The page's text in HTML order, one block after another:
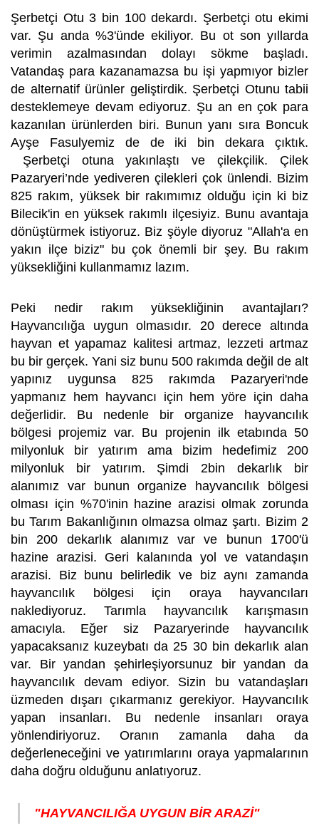
Şerbetçi Otu 3 bin 100 dekardı. Şerbetçi otu ekimi
var. Şu anda %3'ünde ekiliyor. Bu ot son yıllarda
verimin azalmasından dolayı sökme başladı.
Vatandaş para kazanamazsa bu işi yapmıyor bizler
de alternatif ürünler geliştirdik. Şerbetçi Otunu tabii
desteklemeye devam ediyoruz. Şu an en çok para
kazanılan ürünlerden biri. Bunun yanı sıra Boncuk
Ayşe Fasulyemiz de de iki bin dekara çıktık.
Şerbetçi otuna yakınlaştı ve çilekçilik. Çilek
Pazaryeri’nde yediveren çilekleri çok ünlendi. Bizim
825 rakım, yüksek bir rakımımız olduğu için ki biz
Bilecik'in en yüksek rakımlı ilçesiyiz. Bunu avantaja
dönüştürmek istiyoruz. Biz şöyle diyoruz "Allah'a en
yakın ilçe biziz" bu çok önemli bir şey. Bu rakım
yüksekliğini kullanmamız lazım.
Peki nedir rakım yüksekliğinin avantajları?
Hayvancılığa uygun olmasıdır. 20 derece altında
hayvan et yapamaz kalitesi artmaz, lezzeti artmaz
bu bir gerçek. Yani siz bunu 500 rakımda değil de alt
yapınız uygunsa 825 rakımda Pazaryeri'nde
yapmanız hem hayvancı için hem yöre için daha
değerlidir. Bu nedenle bir organize hayvancılık
bölgesi projemiz var. Bu projenin ilk etabında 50
milyonluk bir yatırım ama bizim hedefimiz 200
milyonluk bir yatırım. Şimdi 2bin dekarlık bir
alanımız var bunun organize hayvancılık bölgesi
olması için %70'inin hazine arazisi olmak zorunda
bu Tarım Bakanlığının olmazsa olmaz şartı. Bizim 2
bin 200 dekarlık alanımız var ve bunun 1700'ü
hazine arazisi. Geri kalanında yol ve vatandaşın
arazisi. Biz bunu belirledik ve biz aynı zamanda
hayvancılık bölgesi için oraya hayvancıları
naklediyoruz. Tarımla hayvancılık karışmasın
amacıyla. Eğer siz Pazaryerinde hayvancılık
yapacaksanız kuzeybatı da 25 30 bin dekarlık alan
var. Bir yandan şehirleşiyorsunuz bir yandan da
hayvancılık devam ediyor. Sizin bu vatandaşları
üzmeden dışarı çıkarmanız gerekiyor. Hayvancılık
yapan insanları. Bu nedenle insanları oraya
yönlendiriyoruz. Oranın zamanla daha da
değerleneceğini ve yatırımlarını oraya yapmalarının
daha doğru olduğunu anlatıyoruz.
"HAYVANCILIĞA UYGUN BİR ARAZİ"